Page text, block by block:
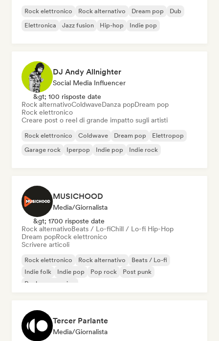
Rock elettronico Rock alternativo Dream pop
Dub
Elettronica
Jazz fusion Hip-hop Indie pop
DJ Andy Allnighter
Social Media Influencer
&gt; 100 risposte date
Rock alternativoColdwaveDanza popDream pop
Rock elettronico
Creare post o reel di grande impatto sugli artisti
Rock elettronico Coldwave Dream pop
Elettropop
Garage rock
Iperpop Indie pop Indie rock
MUSICHOOD
Media/Giornalista
&gt; 1700 risposte date
Rock alternativoBeats / Lo-fiChill / Lo-fi Hip-Hop
Dream popRock elettronico
Scrivere articoli
Rock elettronico Rock alternativo
Beats / Lo-fi
Indie folk
Indie pop Pop rock
Post punk
Rock progressivo
Tercer Parlante
Media/Giornalista